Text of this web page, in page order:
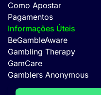
Como Apostar
Pagamentos
Informações Úteis
BeGambleAware
Gambling Therapy
GamCare
Gamblers Anonymous